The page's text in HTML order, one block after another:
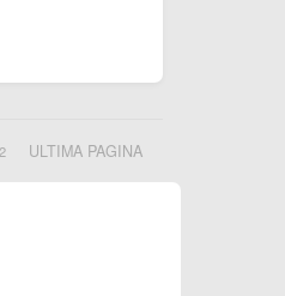
ULTIMA PAGINA